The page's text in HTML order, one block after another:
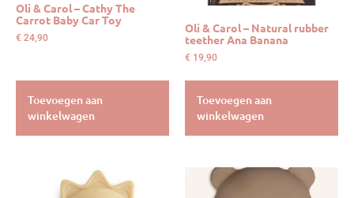
Oli & Carol – Cathy The
Carrot Baby Car Toy
€ 24,90
Toevoegen aan
winkelwagen
Oli & Carol – Natural rubber
teether Ana Banana
€ 19,90
Toevoegen aan
winkelwagen